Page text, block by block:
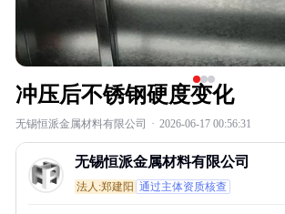
冲压后不锈钢硬度变化
无锡恒派金属材料有限公司 · 2026-06-17 00:56:31
无锡恒派金属材料有限公司
法人:郑建阳 通过主体资质核查